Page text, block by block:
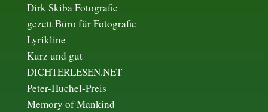
Dirk Skiba Fotografie
gezett Büro für Fotografie
Lyrikline
Kurz und gut
DICHTERLESEN.NET
Peter-Huchel-Preis
Memory of Mankind